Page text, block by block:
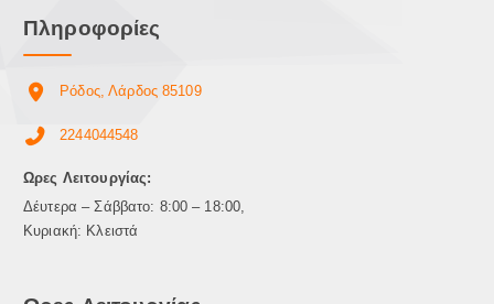
Πληροφορίες
Ρόδος, Λάρδος 85109
2244044548
Ωρες Λειτουργίας:
Δέυτερα – Σάββατο: 8:00 – 18:00,
Κυριακή: Κλειστά